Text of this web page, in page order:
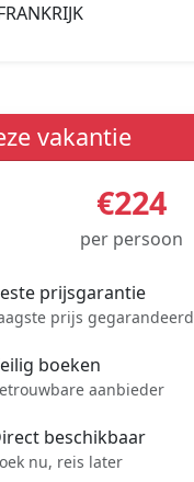
vakantie
€224
per persoon
prijsgarantie
prijs gegarandeerd
boeken
aanbieder
beschikbaar
nu, reis later